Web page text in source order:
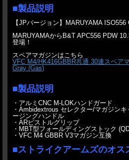
■製品説明
【JPバージョン】MARUYAMA
MARUYAMAからB&T APC556 PDW
登場！
スペアマガジンはこちら
VFC M4/HK416GBBR共通 30連スペア
Gray (Gas)
■製品説明
・アルミCNC M-LOKハンドガード
・Ambidextrous セレクター/マガジン
ージングハンドル
・ARピストルグリップ
・MBT型フォールディングストック
・VFC M4 GBBR V3マガジン互換
■ストライクアームズのオス